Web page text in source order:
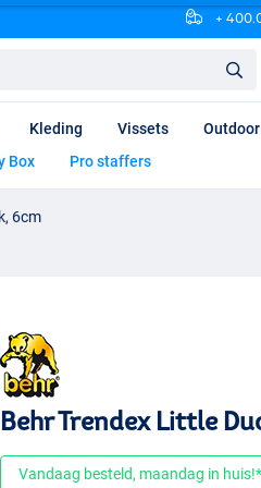
+
Kleding Vissets Outdoor
Box Pro staffers
6cm
Behr Trendex Little
Vandaag besteld, maandag in huis!*